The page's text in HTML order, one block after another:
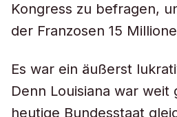
Kongress zu befragen,
der Franzosen 15
Es war ein äußerst
Denn Louisiana war
heutige Bundesstaat